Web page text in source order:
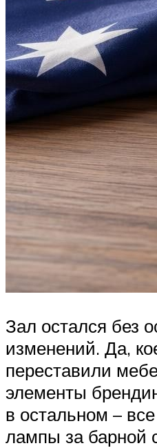
Зал остался без
изменений. Да,
переставили
элементы
в остальном –
лампы за барной